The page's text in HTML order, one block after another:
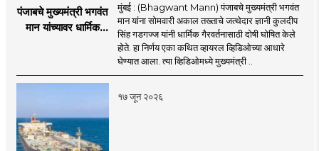
पंजाबचे मुख्यमंत्री भगवंत
मान यांच्यावर धार्मिक
खळबळ
मुंबई : (Bhagwant Mann) पंजाबचे मुख्यमंत्री भगवंत
मान यांना सोमवारी अकाल तख्ताचे जत्थेदार ज्ञानी कुलदीप
सिंह गडगज्ज यांनी धार्मिक गैरवर्तनासाठी दोषी घोषित केले
होते. हा निर्णय एका कथित व्हायरल व्हिडिओच्या आधारे
घेण्यात आला. त्या व्हिडिओमध्ये मुख्यमंत्री ..
१७ जून २०२६